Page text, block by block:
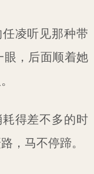
凌听见那种带
眼，后面顺着她
得差不多的时
，马不停蹄。